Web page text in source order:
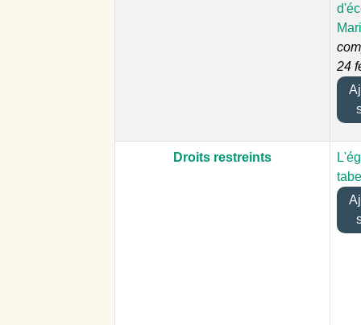
24
Droits restreints